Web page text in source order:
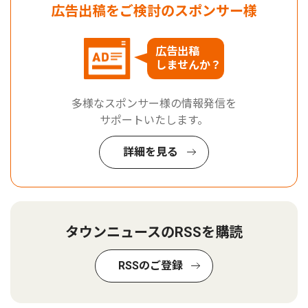
広告出稿をご検討のスポンサー様
広告出稿
しませんか？
多様なスポンサー様の情報発信を
サポートいたします。
詳細を見る
タウンニュースのRSSを購読
RSSのご登録